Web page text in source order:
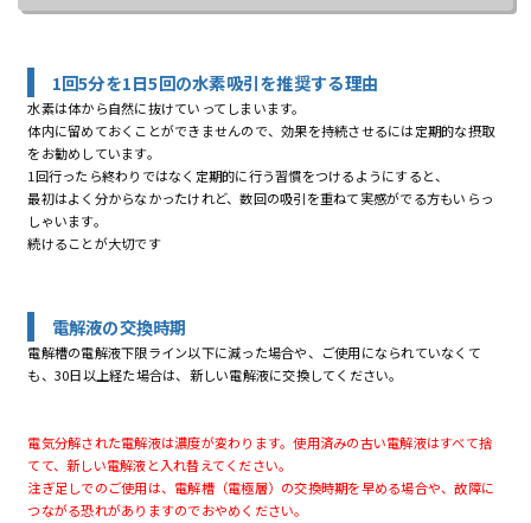
1回5分を1日5回の水素吸引を推奨する理由
水素は体から自然に抜けていってしまいます。
体内に留めておくことができませんので、効果を持続させるには定期的な摂取
をお勧めしています。
1回行ったら終わりではなく定期的に行う習慣をつけるようにすると、
最初はよく分からなかったけれど、数回の吸引を重ねて実感がでる方もいらっ
しゃいます。
続けることが大切です
電解液の交換時期
電解槽の電解液下限ライン以下に減った場合や、ご使用になられていなくて
も、30日以上経た場合は、新しい電解液に交換してください。
電気分解された電解液は濃度が変わります。使用済みの古い電解液はすべて捨
てて、新しい電解液と入れ替えてください。
注ぎ足しでのご使用は、電解槽（電極層）の交換時期を早める場合や、故障に
つながる恐れがありますのでおやめください。